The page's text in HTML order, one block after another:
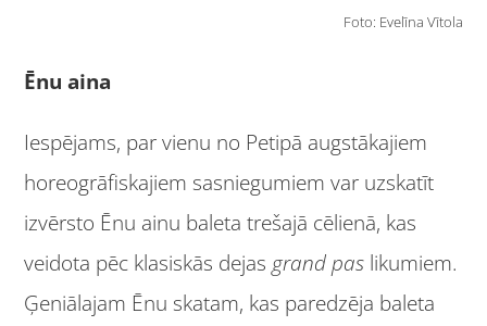
Foto: Evelīna Vītola
Ēnu aina
Iespējams, par vienu no Petipā augstākajiem
horeogrāfiskajiem sasniegumiem var uzskatīt
izvērsto Ēnu ainu baleta trešajā cēlienā, kas
veidota pēc klasiskās dejas grand pas likumiem.
Ģeniālajam Ēnu skatam, kas paredzēja baleta